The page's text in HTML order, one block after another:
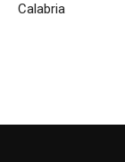
Calabria